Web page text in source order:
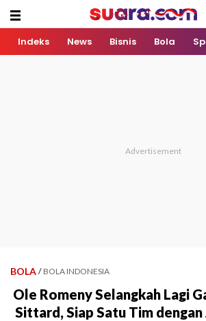
Indeks News Bisnis Bola
BOLA / BOLA INDONESIA
Ole Romeny Selangkah Lagi
Sittard, Siap Satu Tim